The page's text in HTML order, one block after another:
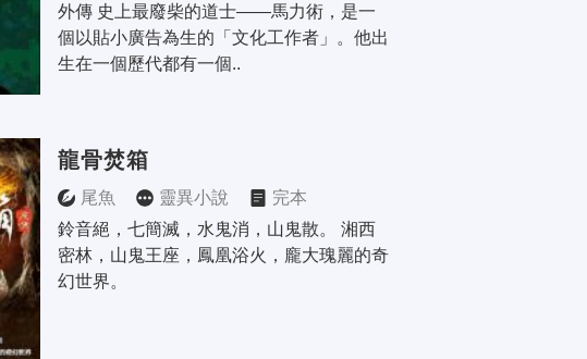
外傳 史上最廢柴的道士——馬力術，是一
個以貼小廣告為生的「文化工作者」。他出
生在一個歷代都有一個..
龍骨焚箱
尾魚 靈異小說
完本
鈴音絕，七簡滅，水鬼消，山鬼散。 湘西
密林，山鬼王座，鳳凰浴火，龐大瑰麗的奇
幻世界。